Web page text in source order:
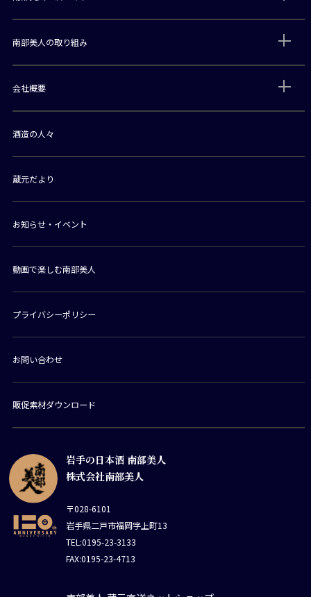
岩手の日本酒 南部美人
株式会社南部美人
〒028-6101
岩手県二戸市福岡字上町13
TEL:0195-23-3133
FAX:0195-23-4713
南部美人の取り組み
会社概要
酒造の人々
蔵元だより
お知らせ・イベント
動画で楽しむ南部美人
プライバシーポリシー
お問い合わせ
販促素材ダウンロード